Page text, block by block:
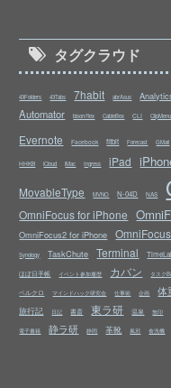
タグクラウド
43Folders 43Tabs 7habit abrAsus
Automator bison/flex CableBox CLI ClipMenu
Evernote Facebook fitbit Forecast GMail
HHKB iCloud iMac Ingress iPad
MovableType MVNO N-04D NAS
OmniFocus for iPhone
OmniFocus2 for iPhone
Synology TaskChute Terminal
ほぼ日手帳 イベント参加履歴 カバン タスク
ベルクロ マインドハック研究会 仕事術 企画 体
旅行記 日記 書斎 東ラ研 温泉 無印
電子書籍 静ラ研 静岡 革靴 風邪 食洗機